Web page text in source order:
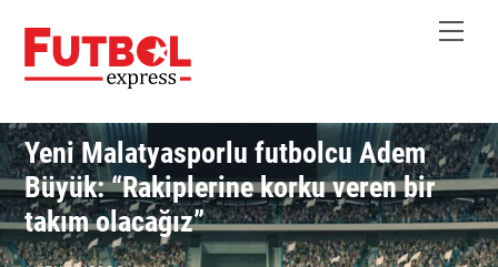
content
Yeni Malatyasporlu futbolcu Adem
Büyük: “Rakiplerine korku veren bir
takım olacağız”